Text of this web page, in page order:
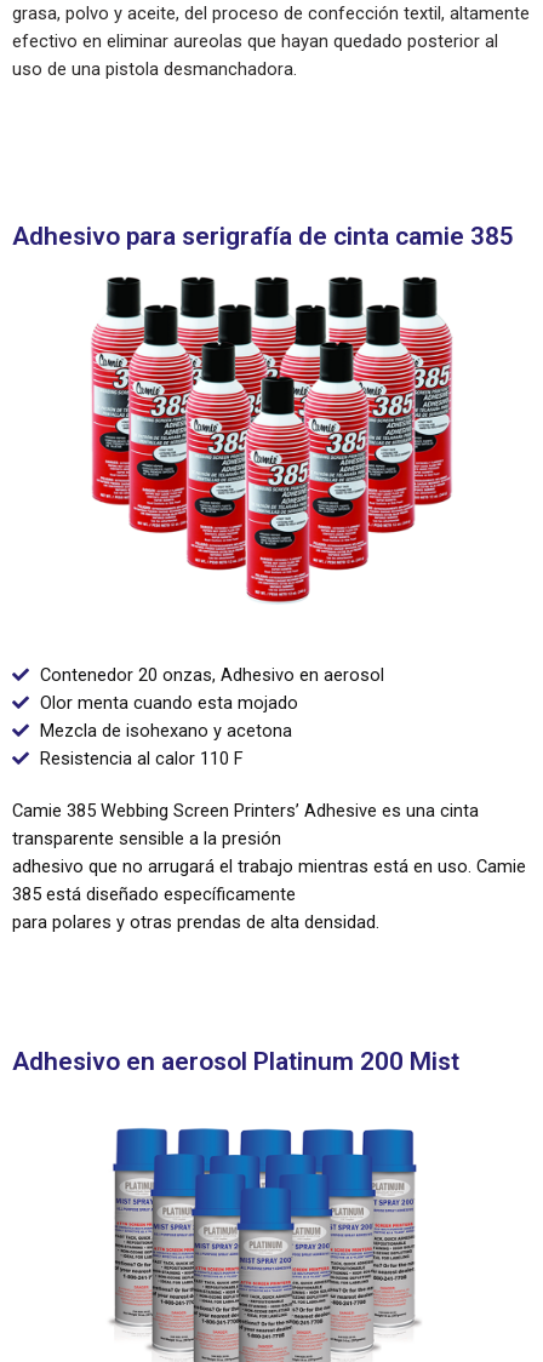
grasa, polvo y aceite, del proceso de confección textil, altamente
efectivo en eliminar aureolas que hayan quedado posterior al
uso de una pistola desmanchadora.
Adhesivo para serigrafía de cinta camie 385
Contenedor 20 onzas, Adhesivo en aerosol
Olor menta cuando esta mojado
Mezcla de isohexano y acetona
Resistencia al calor 110 F
Camie 385 Webbing Screen Printers’ Adhesive es una cinta
transparente sensible a la presión
adhesivo que no arrugará el trabajo mientras está en uso. Camie
385 está diseñado específicamente
para polares y otras prendas de alta densidad.
Adhesivo en aerosol Platinum 200 Mist